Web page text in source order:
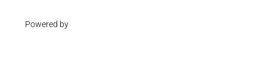
Powered by